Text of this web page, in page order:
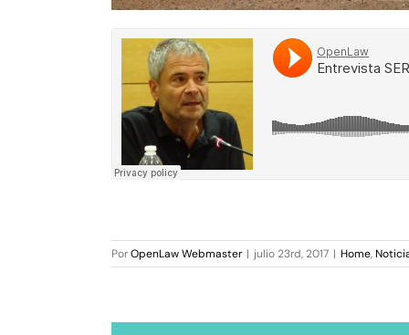
PorOpenLaw Webmaster | julio 23rd, 2017 | Home,